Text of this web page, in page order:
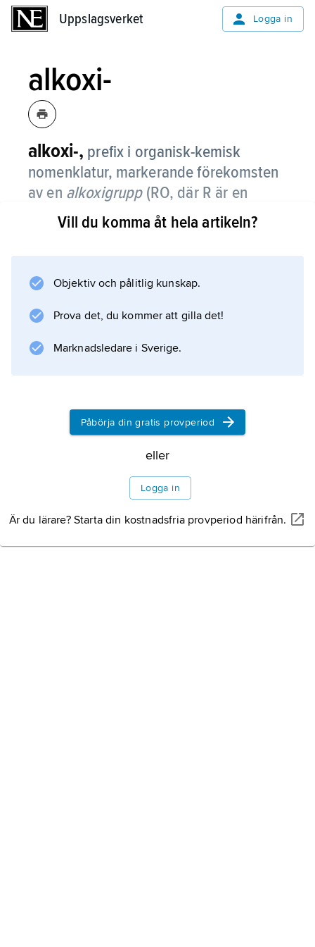
Uppslagsverket Logga in
alkoxi-
alkoxi-, prefix i organisk-kemisk
nomenklatur, markerande förekomsten
av en alkoxigrupp(RO, där R är en
godtycklig organisk grupp) i en
molekyl.
Information om artikeln
Vill du komma åt hela artikeln?
Objektiv och pålitlig kunskap.
Prova det, du kommer att gilla det!
Marknadsledare i Sverige.
Påbörja din gratis provperiod
eller
Logga in
Är du lärare? Starta din kostnadsfria provperiod härifrån.